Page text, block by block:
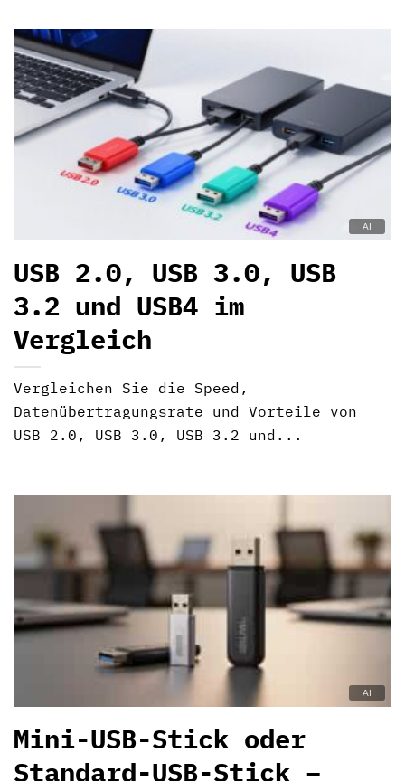
USB 2.0, USB 3.0, USB
3.2 und USB4 im
Vergleich
Vergleichen Sie die Speed,
Datenübertragungsrate und Vorteile von
USB 2.0, USB 3.0, USB 3.2 und...
Mini-USB-Stick oder
Standard-USB-Stick –